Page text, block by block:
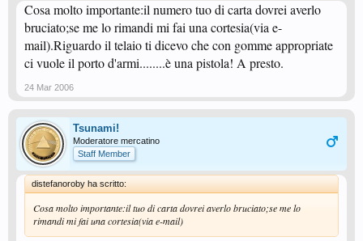
Cosa molto importante:il numero tuo di carta dovrei averlo
bruciato;se me lo rimandi mi fai una cortesia(via e-
mail).Riguardo il telaio ti dicevo che con gomme appropriate
ci vuole il porto d'armi........è una pistola! A presto.
24 Mar 2006
Tsunami!
Moderatore mercatino
Staff Member
distefanoroby ha scritto:
Cosa molto importante:il tuo di carta dovrei averlo bruciato;se me lo
rimandi mi fai una cortesia(via e-mail)